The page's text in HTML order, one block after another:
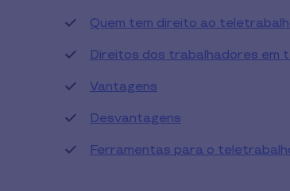
Quem tem direito ao
Direitos dos trabalhadores em
Vantagens
Desvantagens
Ferramentas para o